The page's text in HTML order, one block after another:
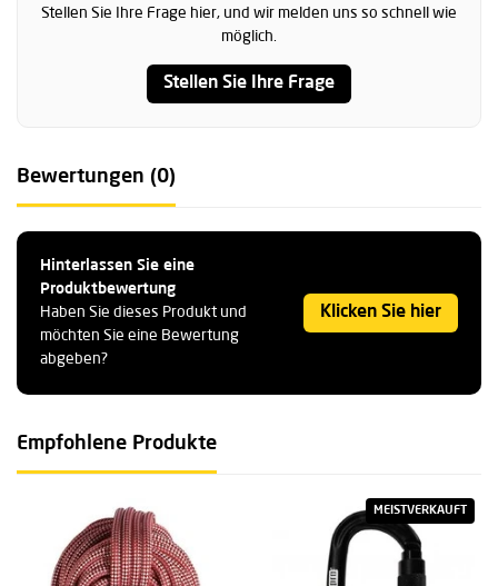
Stellen Sie Ihre Frage hier, und wir melden uns so schnell wie
möglich.
Stellen Sie Ihre Frage
Bewertungen (0)
Hinterlassen Sie eine
Produktbewertung
Haben Sie dieses Produkt und
möchten Sie eine Bewertung
abgeben?
Klicken Sie hier
Empfohlene Produkte
MEISTVERKAUFT